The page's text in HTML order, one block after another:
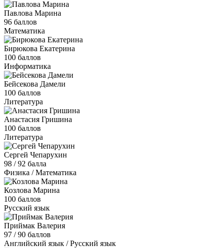
Павлова Марина
96 баллов
Математика
Бирюкова Екатерина
100 баллов
Информатика
Бейсекова Дамели
100 баллов
Литература
Анастасия Гришина
100 баллов
Литература
Сергей Чепарухин
98 / 92 балла
Физика / Математика
Козлова Марина
100 баллов
Русский язык
Приймак Валерия
97 / 90 баллов
Английский язык / Русский язык